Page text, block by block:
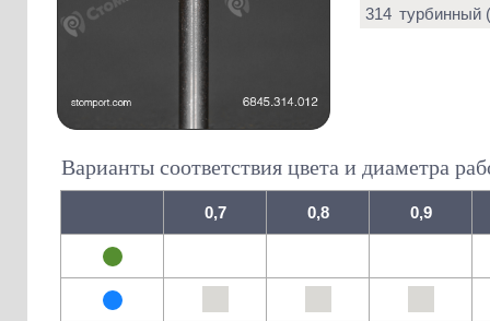
314 турбинный
Варианты соответствия цвета и диаметра
0,7 0,8 0,9